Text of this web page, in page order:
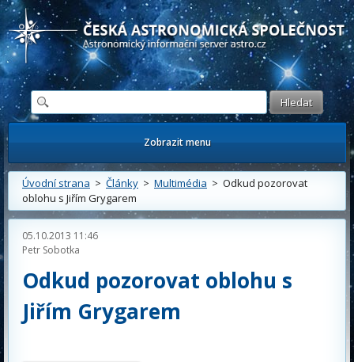
Česká astronomická společnost - Informační astronomický server
Zobrazit menu
Úvodní strana > Články > Multimédia > Odkud pozorovat
oblohu s Jiřím Grygarem
05.10.2013 11:46
Petr Sobotka
Odkud pozorovat oblohu s
Jiřím Grygarem